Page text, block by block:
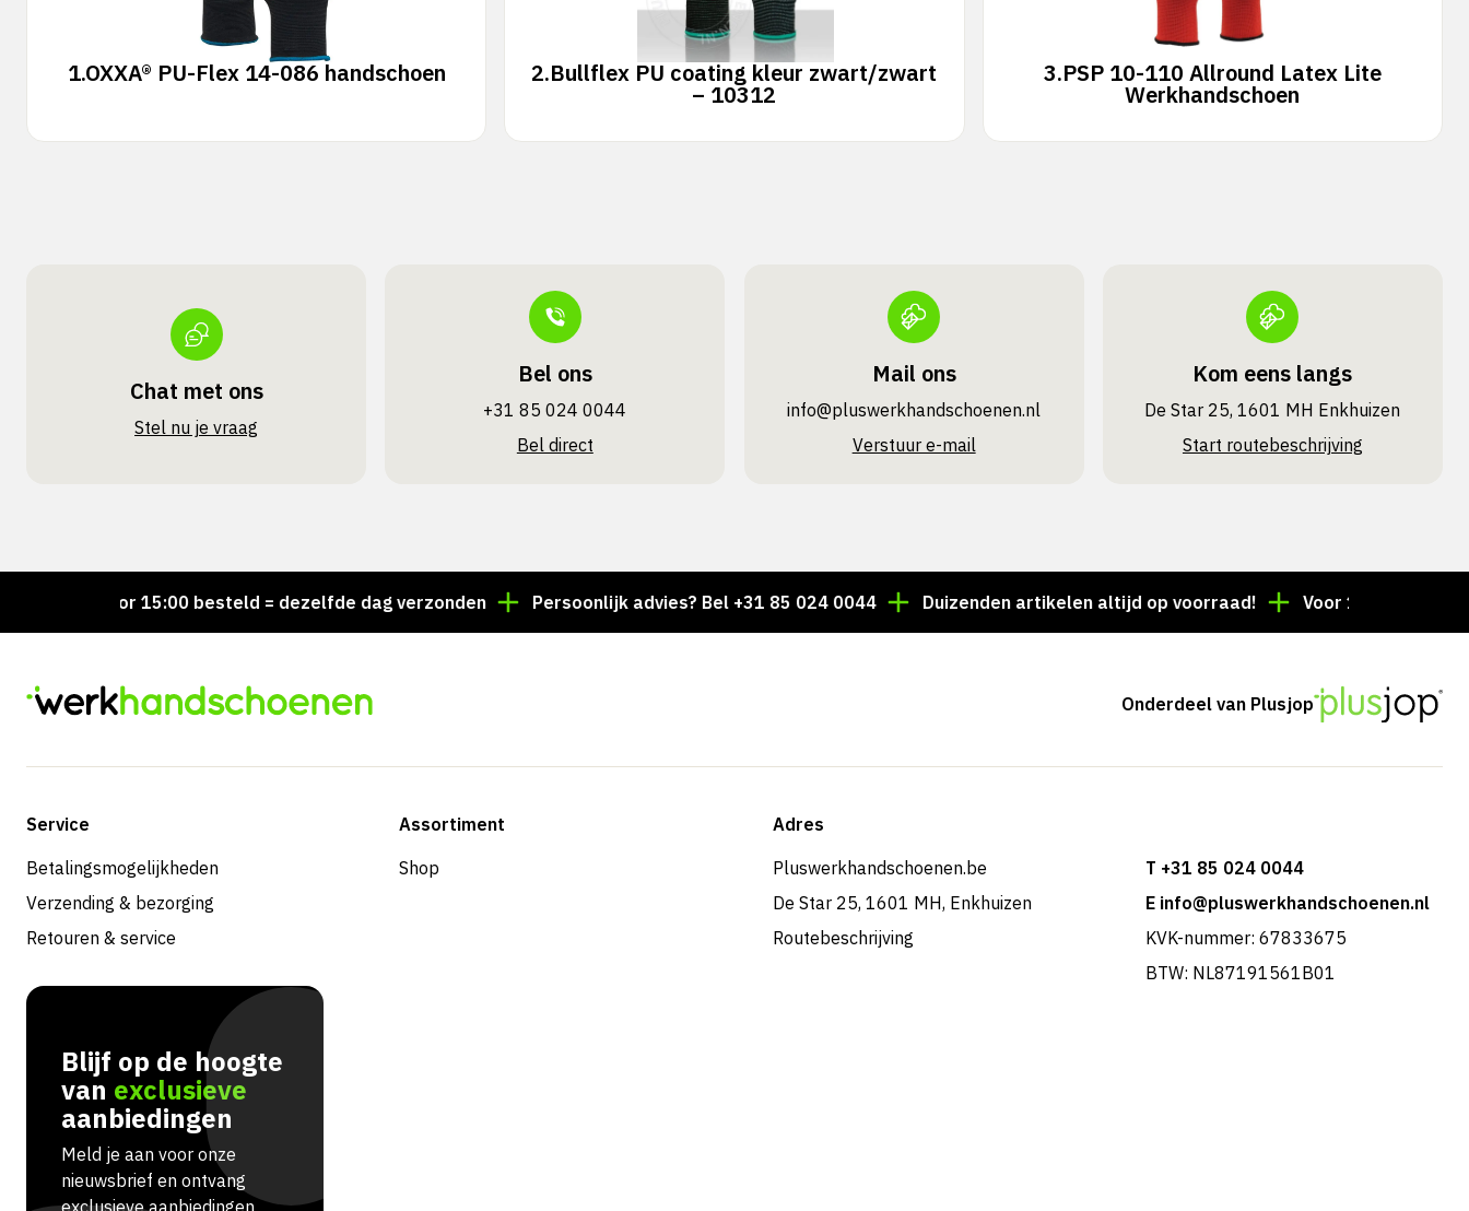
1.OXXA® PU-Flex 14-086 handschoen 2.Bullflex PU coating kleur zwart/zwart
– 10312
3.PSP 10-110 Allround Latex Lite
Werkhandschoen
Chat met ons
Stel nu je vraag
Bel ons
+31 85 024 0044
Bel direct
Mail ons
info@pluswerk­handschoenen.nl
Verstuur e-mail
Kom eens langs
De Star 25, 1601 MH Enkhuizen
Start routebeschrijving
Voor 15:00 besteld = dezelfde dag verzonden Persoonlijk advies? Bel +31 85 024 0044 Duizenden artikelen altijd op voorraad! Voor 15:00 besteld =
Onderdeel van Plusjop
Service
Betalingsmogelijkheden
Verzending & bezorging
Retouren & service
Assortiment
Shop
Adres
Pluswerkhandschoenen.be
De Star 25, 1601 MH, Enkhuizen
Routebeschrijving
T +31 85 024 0044
E info@pluswerkhandschoenen.nl
KVK-nummer: 67833675
BTW: NL87191561B01
Blijf op de hoogte
van exclusieve
aanbiedingen
Meld je aan voor onze
nieuwsbrief en ontvang
exclusieve aanbiedingen